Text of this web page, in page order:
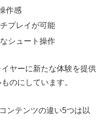
作感
プレイが可能
シュート操作
ヤーに新たな体験を提供
のにしています。
ンテンツの違い5つは以